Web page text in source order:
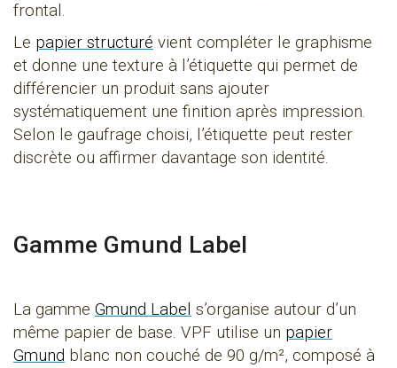
frontal.
Le papier structuré vient compléter le graphisme
et donne une texture à l’étiquette qui permet de
différencier un produit sans ajouter
systématiquement une finition après impression.
Selon le gaufrage choisi, l’étiquette peut rester
discrète ou affirmer davantage son identité.
Gamme Gmund Label
La gamme Gmund Label s’organise autour d’un
même papier de base. VPF utilise un papier
Gmund blanc non couché de 90 g/m², composé à